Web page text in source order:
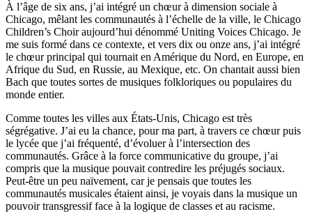
À l’âge de six ans, j’ai intégré un chœur à dimension sociale à
Chicago, mêlant les communautés à l’échelle de la ville, le Chicago
Children’s Choir aujourd’hui dénommé Uniting Voices Chicago. Je
me suis formé dans ce contexte, et vers dix ou onze ans, j’ai intégré
le chœur principal qui tournait en Amérique du Nord, en Europe, en
Afrique du Sud, en Russie, au Mexique, etc. On chantait aussi bien
Bach que toutes sortes de musiques folkloriques ou populaires du
monde entier.
Comme toutes les villes aux États-Unis, Chicago est très
ségrégative. J’ai eu la chance, pour ma part, à travers ce chœur puis
le lycée que j’ai fréquenté, d’évoluer à l’intersection des
communautés. Grâce à la force communicative du groupe, j’ai
compris que la musique pouvait contredire les préjugés sociaux.
Peut-être un peu naïvement, car je pensais que toutes les
communautés musicales étaient ainsi, je voyais dans la musique un
pouvoir transgressif face à la logique de classes et au racisme.